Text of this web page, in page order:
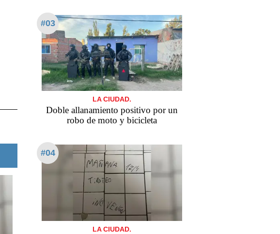
#03
LA CIUDAD.
Doble allanamiento positivo por un
robo de moto y bicicleta
#04
LA CIUDAD.